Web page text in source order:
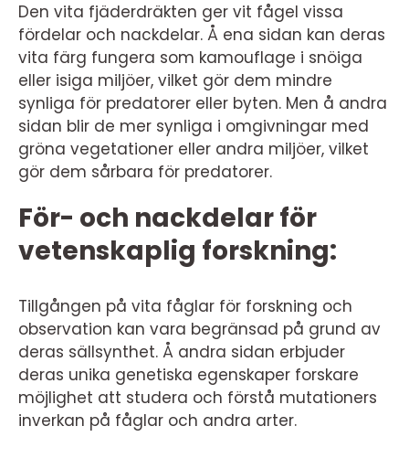
Den vita fjäderdräkten ger vit fågel vissa
fördelar och nackdelar. Å ena sidan kan deras
vita färg fungera som kamouflage i snöiga
eller isiga miljöer, vilket gör dem mindre
synliga för predatorer eller byten. Men å andra
sidan blir de mer synliga i omgivningar med
gröna vegetationer eller andra miljöer, vilket
gör dem sårbara för predatorer.
För- och nackdelar för
vetenskaplig forskning:
Tillgången på vita fåglar för forskning och
observation kan vara begränsad på grund av
deras sällsynthet. Å andra sidan erbjuder
deras unika genetiska egenskaper forskare
möjlighet att studera och förstå mutationers
inverkan på fåglar och andra arter.